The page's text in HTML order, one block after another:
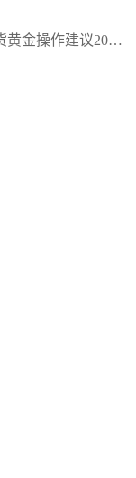
黄金操作建议2023